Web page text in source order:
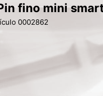
fino mini
0002862